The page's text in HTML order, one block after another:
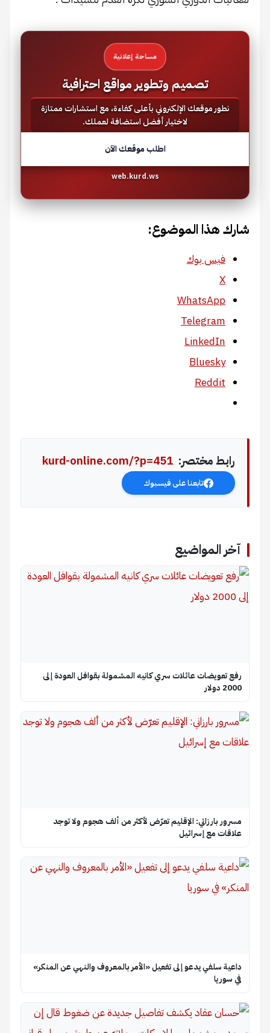
مساحة إعلانية
تصميم وتطوير مواقع احترافية
نطور موقعك الإلكتروني بأعلى كفاءة، مع استشارات ممتازة
لاختيار أفضل استضافة لعملك.
اطلب موقعك الآن
web.kurd.ws
شارك هذا الموضوع:
فيس بوك
X
WhatsApp
Telegram
LinkedIn
Bluesky
Reddit
رابط مختصر: kurd-online.com/?p=451
تابعنا على فيسبوك
آخر المواضيع
رفع تعويضات عائلات سري كانيه المشمولة بقوافل العودة إلى
2000 دولار
مسرور بارزاني: الإقليم تعرّض لأكثر من ألف هجوم ولا توجد
علاقات مع إسرائيل
داعية سلفي يدعو إلى تفعيل «الأمر بالمعروف والنهي عن المنكر»
في سوريا